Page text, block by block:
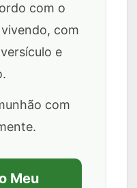
com o
com
e
com
Meu